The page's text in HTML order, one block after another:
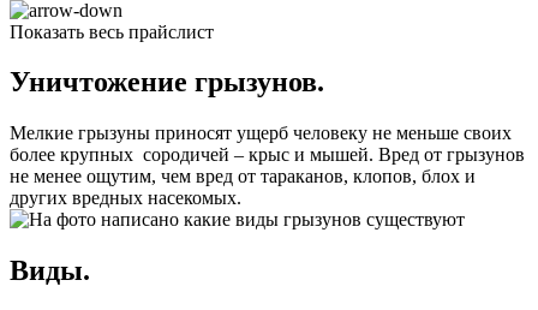
Показать весь прайслист
Уничтожение грызунов.
Мелкие грызуны приносят ущерб человеку не меньше своих
более крупных сородичей – крыс и мышей. Вред от грызунов
не менее ощутим, чем вред от тараканов, клопов, блох и
других вредных насекомых.
Виды.